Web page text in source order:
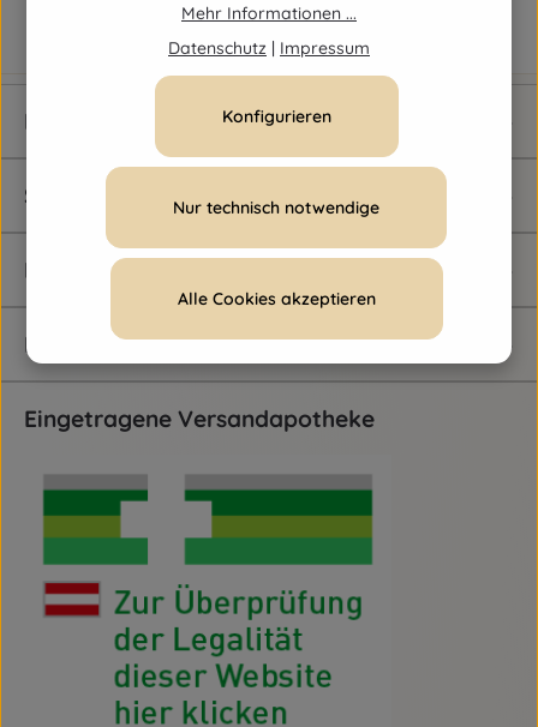
Newsletter
Service-Hotline
Rechtliches
Informationen
Eingetragene Versandapotheke
Mehr Informationen ...
Datenschutz | Impressum
Nur technisch notwendige
Konfigurieren
Alle Cookies akzeptieren